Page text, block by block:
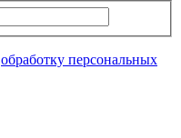
обработку персональных